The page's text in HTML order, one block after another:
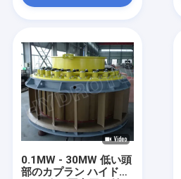
0.1MW - 30MW 低い頭
部のカプラン ハイドロ